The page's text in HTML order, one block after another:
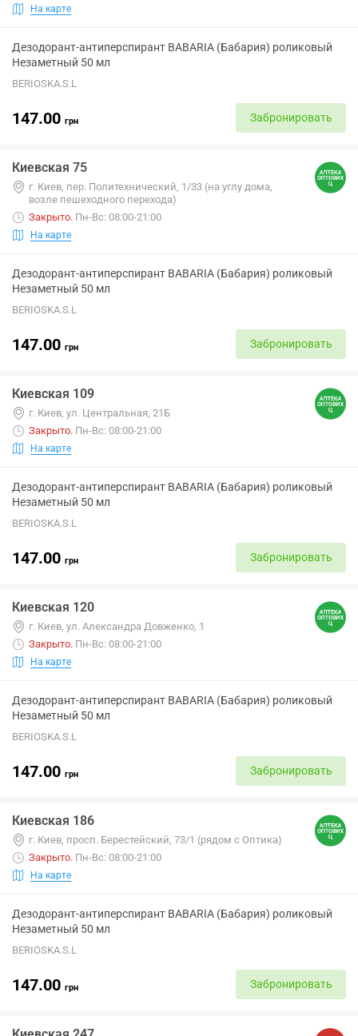
На карте
Дезодорант-антиперспирант BABARIA (Бабария) роликовый
Незаметный 50 мл
BERIOSKA.S.L
147.00 грн Забронировать
Киевская 75
г. Киев, пер. Политехнический, 1/33 (на углу дома,
возле пешеходного перехода)
Закрыто. Пн-Вс: 08:00-21:00
На карте
Дезодорант-антиперспирант BABARIA (Бабария) роликовый
Незаметный 50 мл
BERIOSKA.S.L
147.00 грн Забронировать
Киевская 109
г. Киев, ул. Центральная, 21Б
Закрыто. Пн-Вс: 08:00-21:00
На карте
Дезодорант-антиперспирант BABARIA (Бабария) роликовый
Незаметный 50 мл
BERIOSKA.S.L
147.00 грн Забронировать
Киевская 120
г. Киев, ул. Александра Довженко, 1
Закрыто. Пн-Вс: 08:00-21:00
На карте
Дезодорант-антиперспирант BABARIA (Бабария) роликовый
Незаметный 50 мл
BERIOSKA.S.L
147.00 грн Забронировать
Киевская 186
г. Киев, просп. Берестейский, 73/1 (рядом с Оптика)
Закрыто. Пн-Вс: 08:00-21:00
На карте
Дезодорант-антиперспирант BABARIA (Бабария) роликовый
Незаметный 50 мл
BERIOSKA.S.L
147.00 грн Забронировать